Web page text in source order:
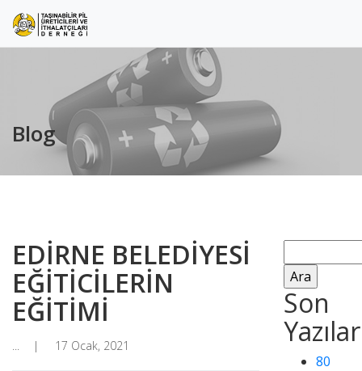
Blog
EDİRNE BELEDİYESİ
EĞİTİCİLERİN
EĞİTİMİ
... 17 Ocak, 2021
Son
Yazılar
80